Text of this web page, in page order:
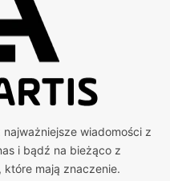
wiadomości z
i bądź na bieżąco z
które mają znaczenie.